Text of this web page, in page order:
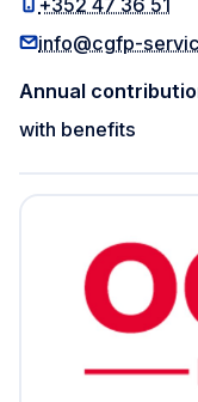
+352 47 36 51
info@cgfp-
Annual
with benefits